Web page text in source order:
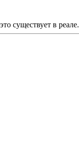
существует в реале.